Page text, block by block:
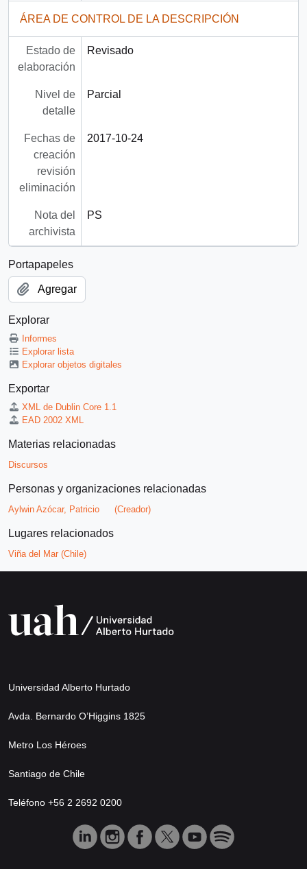
ÁREA DE CONTROL DE LA DESCRIPCIÓN
Estado de
elaboración
Revisado
Nivel de
detalle
Parcial
Fechas de
creación
revisión
eliminación
2017-10-24
Nota del
archivista
PS
Portapapeles
Agregar
Explorar
Informes
Explorar lista
Explorar objetos digitales
Exportar
XML de Dublin Core 1.1
EAD 2002 XML
Materias relacionadas
Discursos
Personas y organizaciones relacionadas
Aylwin Azócar, Patricio (Creador)
Lugares relacionados
Viña del Mar (Chile)
Universidad Alberto Hurtado
Avda. Bernardo O’Higgins 1825
Metro Los Héroes
Santiago de Chile
Teléfono +56 2 2692 0200